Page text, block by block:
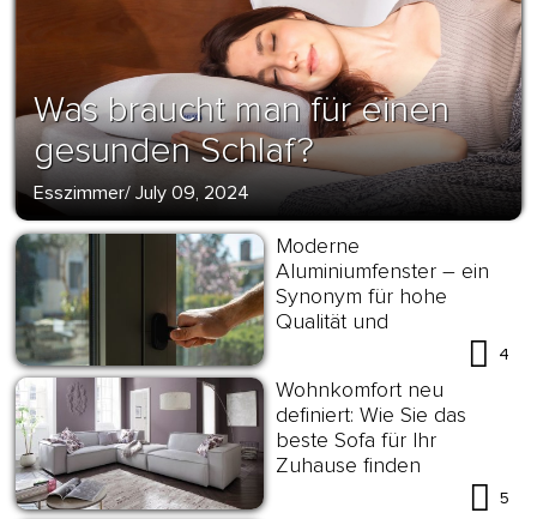
Was braucht man für einen
gesunden Schlaf?
Esszimmer/ July 09, 2024
Moderne
Aluminiumfenster – ein
Synonym für hohe
Qualität und
4
Wohnkomfort neu
definiert: Wie Sie das
beste Sofa für Ihr
Zuhause finden
5